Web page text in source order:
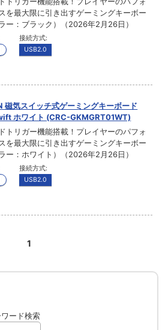
を最大限に引き出すゲーミングキーボー
ー：ブラック）（2026年2月26日）
接続方式:
USB2.0
磁気スイッチ式ゲーミングキーボード
ホワイト (CRC-GKMGRT01WT)
トリガー機能搭載！プレイヤーのパフォ
を最大限に引き出すゲーミングキーボー
ー：ホワイト）（2026年2月26日）
接続方式:
USB2.0
1
ード検索